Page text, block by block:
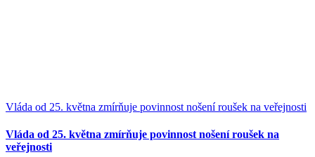
Vláda od 25. května zmírňuje povinnost nošení roušek na veřejnosti
Vláda od 25. května zmírňuje povinnost nošení roušek na
veřejnosti